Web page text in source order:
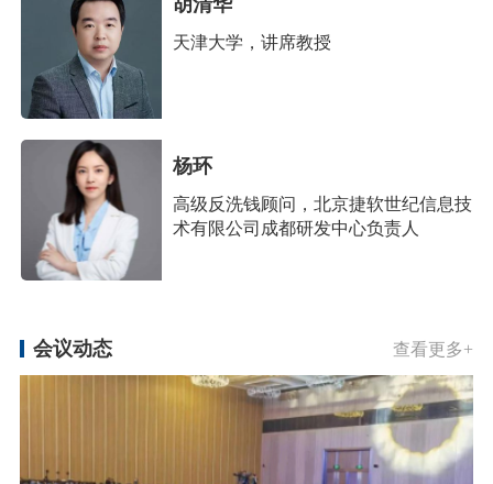
俄罗斯自然科学院 院士
天津大学，讲席教授
杨环
高级反洗钱顾问，北京捷软世纪信息技
术有限公司成都研发中心负责人
会议动态 查看更多+